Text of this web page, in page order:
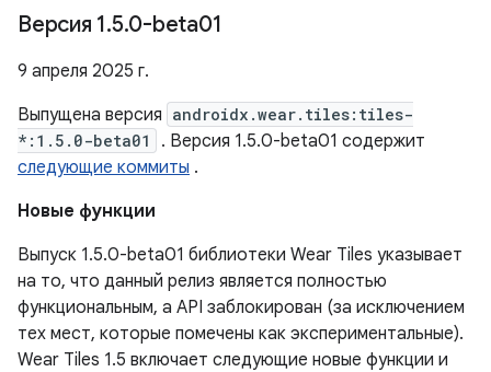
Версия 1.5.0-beta01
9 апреля 2025 г.
Выпущена версия androidx.wear.tiles:tiles-
*:1.5.0-beta01
. Версия 1.5.0-beta01 содержит
следующие коммиты .
Новые функции
Выпуск 1.5.0-beta01 библиотеки Wear Tiles указывает
на то, что данный релиз является полностью
функциональным, а API заблокирован (за исключением
тех мест, которые помечены как экспериментальные).
Wear Tiles 1.5 включает следующие новые функции и